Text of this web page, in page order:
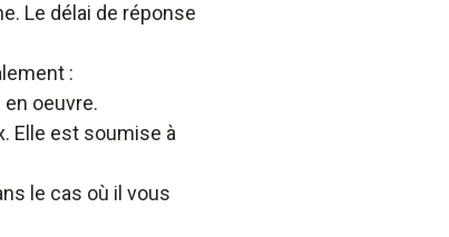
Le délai de réponse
:
oeuvre.
Elle est soumise à
le cas où il vous